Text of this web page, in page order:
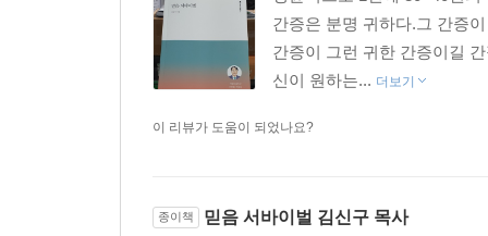
간증은 분명 귀하다.그 간증
간증이 그런 귀한 간증이길
신이 원하는... 더보기
이 리뷰가 도움이 되었나요?
종이책 믿음 서바이벌 김신구 목사